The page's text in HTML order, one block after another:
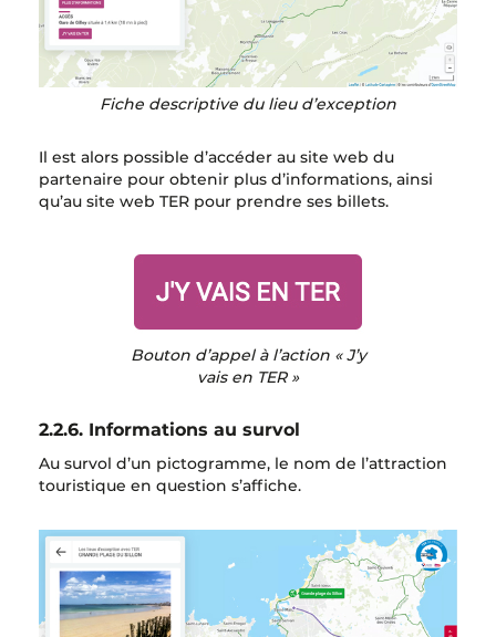
Fiche descriptive du lieu d’exception
Il est alors possible d’accéder au site web du
partenaire pour obtenir plus d’informations, ainsi
qu’au site web TER pour prendre ses billets.
Bouton d’appel à l’action « J’y
vais en TER »
2.2.6. Informations au survol
Au survol d’un pictogramme, le nom de l’attraction
touristique en question s’affiche.